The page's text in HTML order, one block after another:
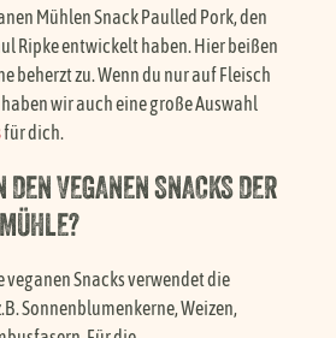
Mühlen Snack Paulled Pork, den
Ripke entwickelt haben. Hier beißen
beherzt zu. Wenn du nur auf Fleisch
wir auch eine große Auswahl
für dich.
VEGANEN SNACKS DER
Snacks verwendet die
Sonnenblumenkerne, Weizen,